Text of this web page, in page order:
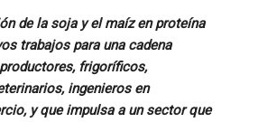
de la soja y el maíz en proteína
trabajos para una cadena
frigoríficos,
ingenieros en
y que impulsa a un sector que